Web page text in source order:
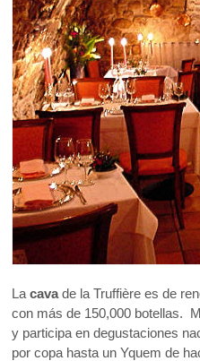
La cavade la Truffière es de
con más de 150,000 botellas.
y participa en degustaciones
por copa hasta un Yquem de